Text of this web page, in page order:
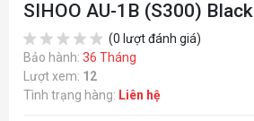
SIHOO AU-1B (S300) Black
(0 lượt đánh giá)
Bảo hành: 36 Tháng
Lượt xem: 12
Tình trạng hàng: Liên hệ